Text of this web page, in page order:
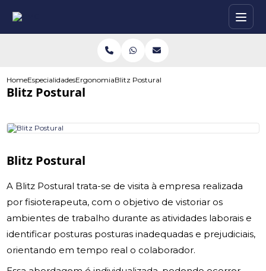
HomeEspecialidadesErgonomiaBlitz Postural
Blitz Postural
Blitz Postural
A Blitz Postural trata-se de visita à empresa realizada
por fisioterapeuta, com o objetivo de vistoriar os
ambientes de trabalho durante as atividades laborais e
identificar posturas posturas inadequadas e prejudiciais,
orientando em tempo real o colaborador.